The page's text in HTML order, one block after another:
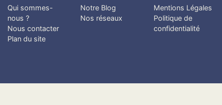
Qui sommes-
nous ?
Nous contacter
Plan du site
Notre Blog
Nos réseaux
Mentions Légales
Politique de
confidentialité